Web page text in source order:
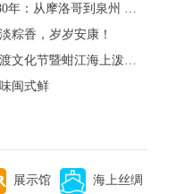
粽香，岁岁安康！
闽式鲜
展示馆 海上丝绸